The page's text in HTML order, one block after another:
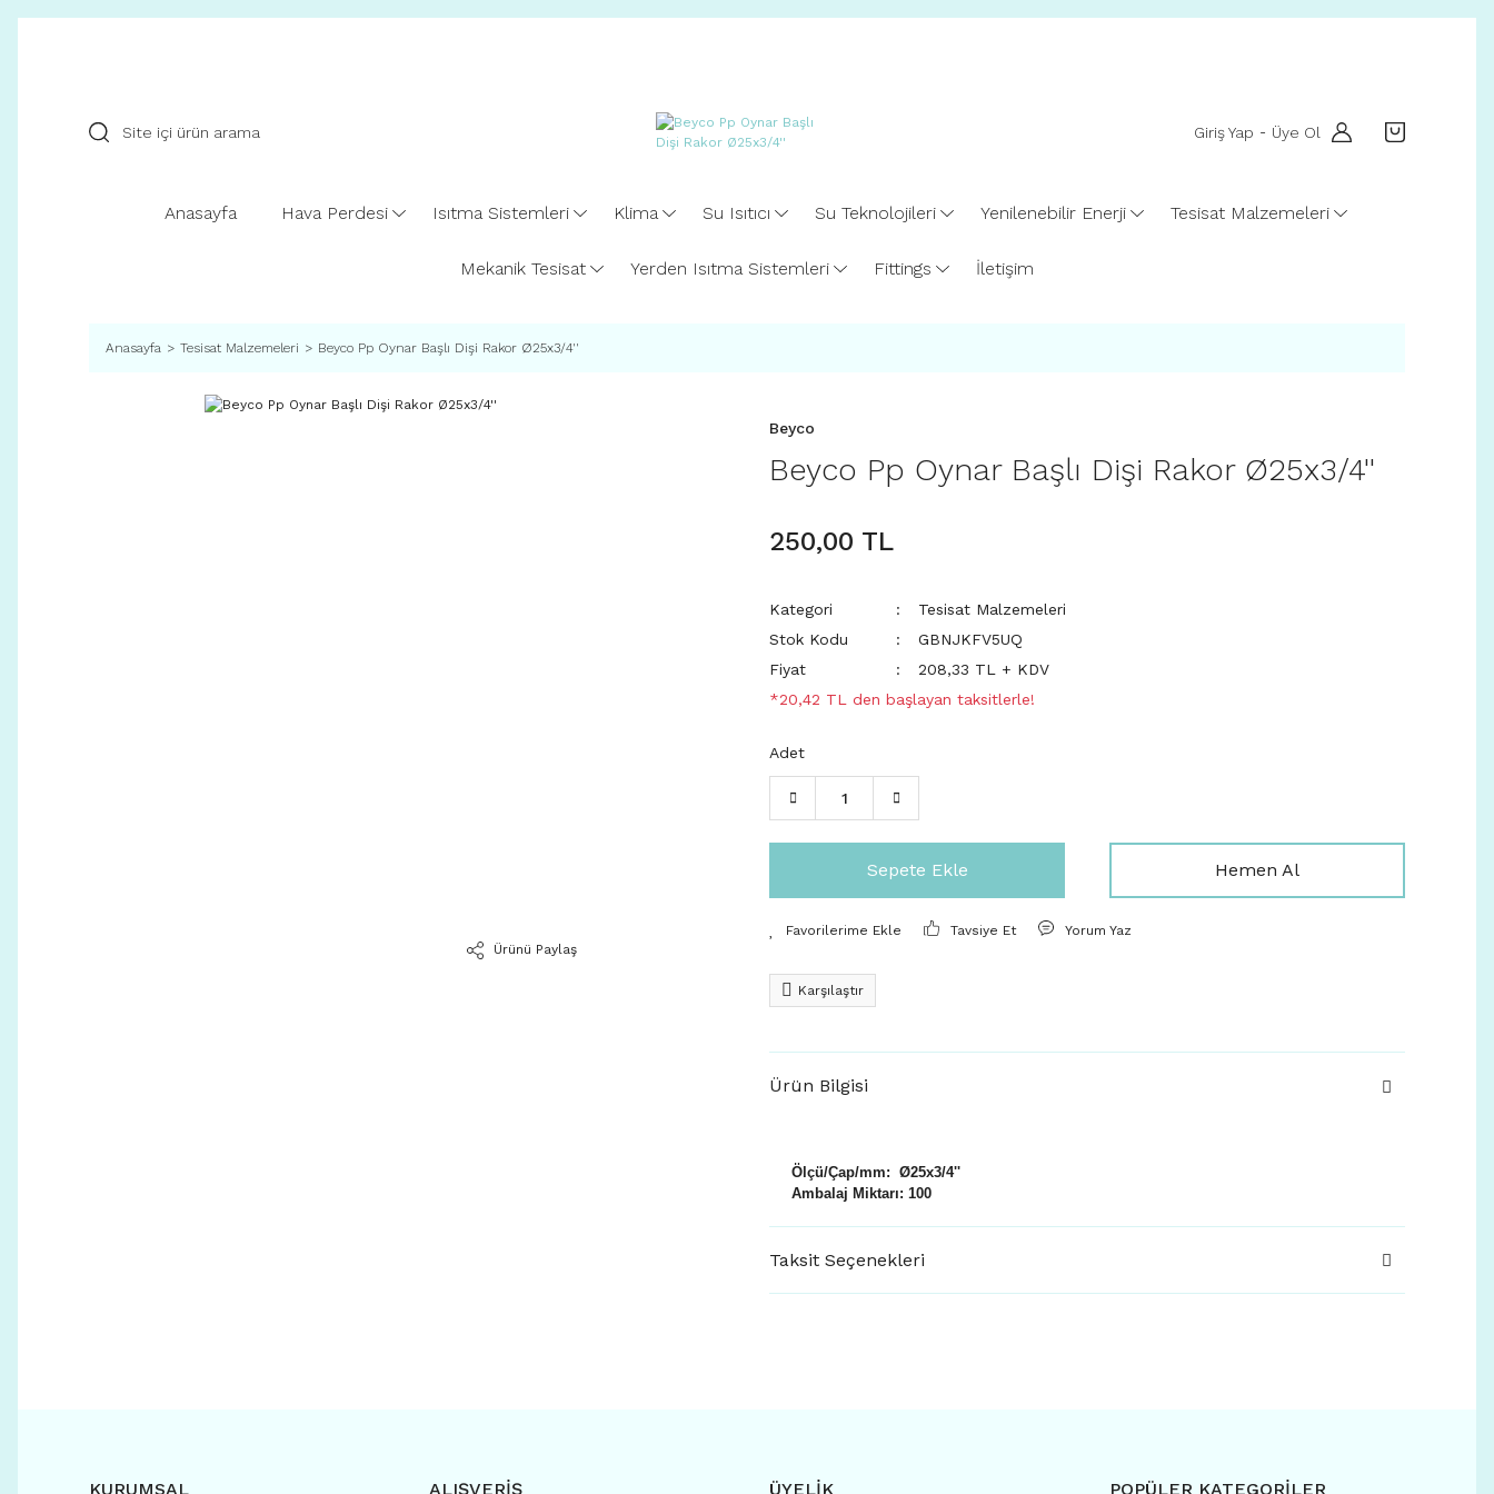
Giriş Yap - Üye Ol
Anasayfa Hava Perdesi Isıtma Sistemleri Klima Su Isıtıcı Su Teknolojileri Yenilenebilir Enerji Tesisat Malzemeleri
Mekanik Tesisat Yerden Isıtma Sistemleri Fittings İletişim
Anasayfa Tesisat Malzemeleri Beyco Pp Oynar Başlı Dişi Rakor Ø25x3/4''
Ürünü Paylaş
Beyco
Beyco Pp Oynar Başlı Dişi Rakor Ø25x3/4''
250,00 TL
Kategori
Tesisat Malzemeleri
Stok Kodu
GBNJKFV5UQ
Fiyat
208,33 TL + KDV
*20,42 TL den başlayan taksitlerle!
Adet
Sepete Ekle Hemen Al
Tavsiye Et Yorum Yaz
Karşılaştır
Ürün Bilgisi
Ölçü/Çap/mm: Ø25x3/4''
Ambalaj Miktarı: 100
Taksit Seçenekleri
KURUMSAL ALIŞVERİŞ ÜYELİK POPÜLER KATEGORİLER